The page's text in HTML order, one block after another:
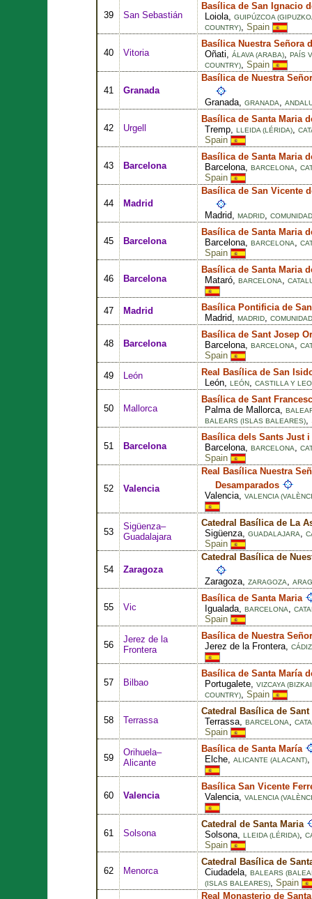
39 San Sebastián
Basílica de San Ignacio
Loiola, GUIPÚZCOA
COUNTRY), Spain
40 Vitoria
Basílica Nuestra Señora
Oñati, ÁLAVA (ARABA), PAÍS
COUNTRY), Spain
41 Granada
Basílica de Nuestra
Granada, GRANADA,
42 Urgell
Basílica de Santa Maria
Tremp, LLEIDA (LÉRIDA),
Spain
43 Barcelona
Basílica de Santa Maria
Barcelona, BARCELONA,
Spain
44 Madrid
Basílica de San Vicente
Madrid, MADRID,
45 Barcelona
Basílica de Santa Maria
Barcelona, BARCELONA,
Spain
46 Barcelona
Basílica de Santa Maria
Mataró, BARCELONA,
47 Madrid
Basílica Pontificia de
Madrid, MADRID,
48 Barcelona
Basílica de Sant Josep
Barcelona, BARCELONA,
Spain
49
León
Real Basílica de San
León, LEÓN, CASTILLA Y
50 Mallorca
Basílica de Sant Francesc
Palma de Mallorca,
BALEARS (ISLAS BALEARES),
51 Barcelona
Basílica dels Sants Just i
Barcelona, BARCELONA,
Spain
52 Valencia
Real Basílica Nuestra
Desamparados
Valencia, VALENCIA
53
Sigüenza–
Guadalajara
Catedral Basílica de La
Sigüenza, GUADALAJARA,
Spain
54 Zaragoza
Catedral Basílica de
Zaragoza, ZARAGOZA,
55 Vic
Basílica de Santa Maria
Igualada, BARCELONA,
Spain
56
Jerez de la
Frontera
Basílica de Nuestra
Jerez de la Frontera, CÁDIZ
57 Bilbao
Basílica de Santa María
Portugalete, VIZCAYA
COUNTRY), Spain
58 Terrassa
Catedral Basílica de
Terrassa, BARCELONA,
Spain
59
Orihuela–
Alicante
Basílica de Santa María
Elche, ALICANTE (ALACANT),
60 Valencia
Basílica San Vicente
Valencia, VALENCIA
61 Solsona
Catedral de Santa Maria
Solsona, LLEIDA (LÉRIDA),
Spain
62 Menorca
Catedral Basílica de
Ciudadela, BALEARS
(ISLAS BALEARES), Spain
Real Monasterio de